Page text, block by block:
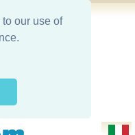
our use of